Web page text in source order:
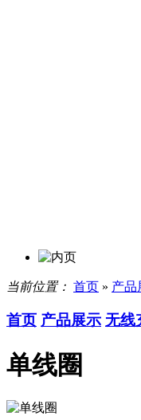
当前位置： 首页 » 产品
首页 产品展示 无线
单线圈